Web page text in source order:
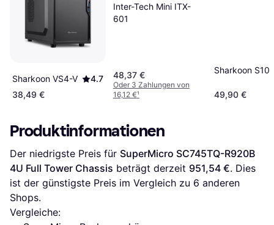
Sharkoon VS4-V
4.7
38,49 €
Inter-Tech Mini ITX-
601
48,37 €
Oder 3 Zahlungen von
16,12 €¹
Sharkoon
49,90 €
Produktinformationen
Der niedrigste Preis für SuperMicro SC745TQ-R920B
4U Full Tower Chassis beträgt derzeit 951,54 €. Dies
ist der günstigste Preis im Vergleich zu 6 anderen
Shops.
Vergleiche: